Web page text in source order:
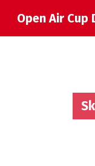
Open Air Cup